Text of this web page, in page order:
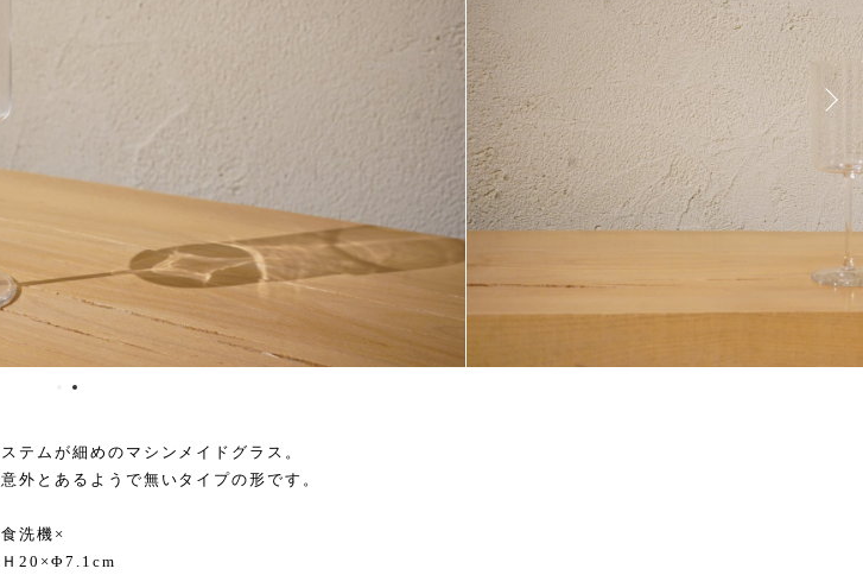
ステムが細めのマシンメイドグラス。
意外とあるようで無いタイプの形です。
食洗機×
Ｈ20×Φ7.1cm